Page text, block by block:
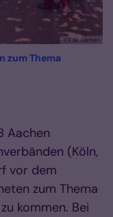
© KAB Aachen
zum Thema
Aachen
(Köln,
vor dem
zum Thema
kommen. Bei